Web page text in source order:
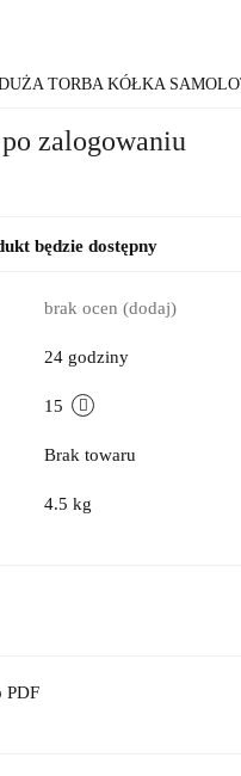
TORBA KÓŁKA
zalogowaniu
będzie dostępny
brak ocen(dodaj)
24 godziny
15
Brak towaru
4.5 kg
PDF